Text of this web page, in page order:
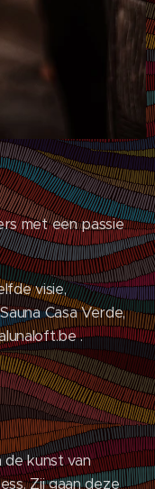
met een passie
visie,
Casa Verde,
.
kunst van
Zij gaan deze